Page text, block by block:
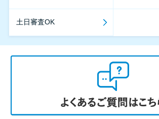
土日審査OK